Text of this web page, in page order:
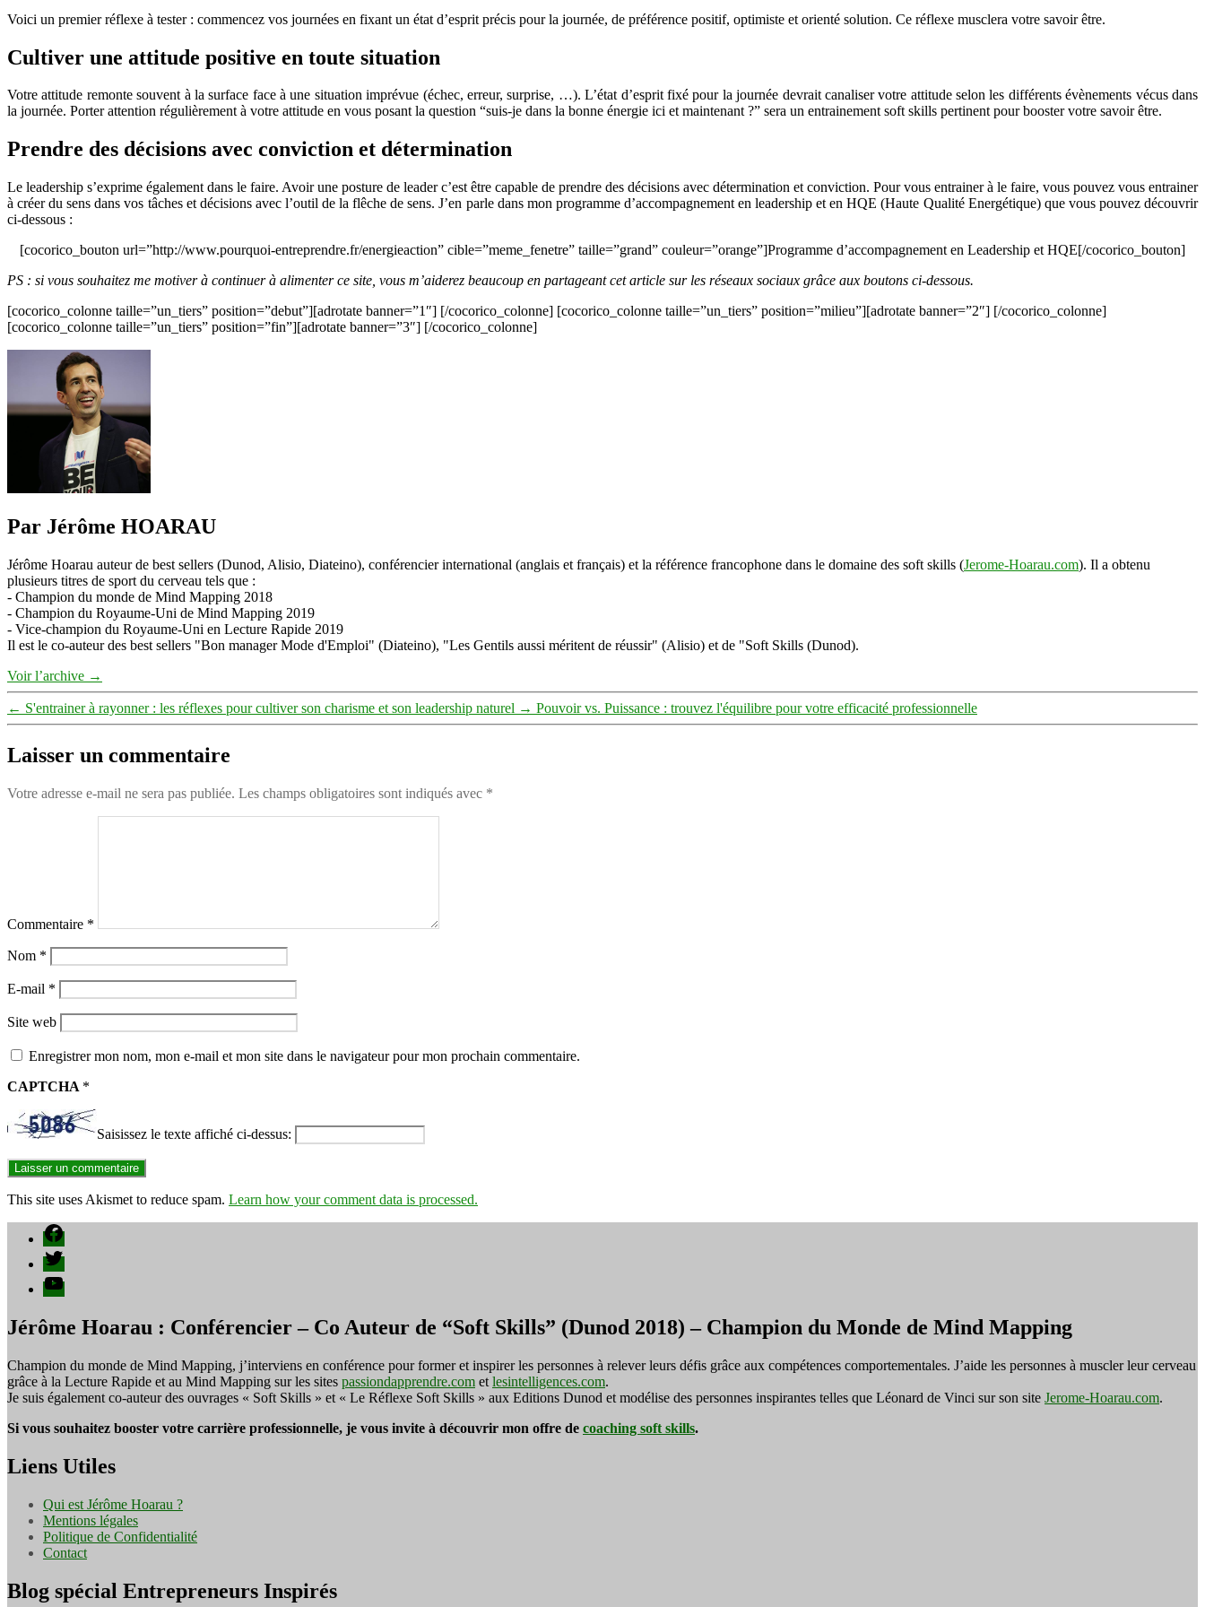
naturel
Voici un premier réflexe à tester : commencez vos journées en fixant un état d’esprit précis pour la journée, de préférence positif, optimiste et orienté solution. Ce réflexe musclera votre savoir être.
Cultiver une attitude positive en toute situation
Votre attitude remonte souvent à la surface face à une situation imprévue (échec, erreur, surprise, …). L’état d’esprit fixé pour la journée devrait canaliser votre attitude selon les différents évènements vécus dans
la journée. Porter attention régulièrement à votre attitude en vous posant la question “suis-je dans la bonne énergie ici et maintenant ?” sera un entrainement soft skills pertinent pour booster votre savoir être.
Prendre des décisions avec conviction et détermination
Le leadership s’exprime également dans le faire. Avoir une posture de leader c’est être capable de prendre des décisions avec détermination et conviction. Pour vous entrainer à le faire, vous pouvez vous entrainer
à créer du sens dans vos tâches et décisions avec l’outil de la flêche de sens. J’en parle dans mon programme d’accompagnement en leadership et en HQE (Haute Qualité Energétique) que vous pouvez découvrir
ci-dessous :
[cocorico_bouton url=”http://www.pourquoi-entreprendre.fr/energieaction” cible=”meme_fenetre” taille=”grand” couleur=”orange”]Programme d’accompagnement en Leadership et HQE[/cocorico_bouton]
PS : si vous souhaitez me motiver à continuer à alimenter ce site, vous m’aiderez beaucoup en partageant cet article sur les réseaux sociaux grâce aux boutons ci-dessous.
[cocorico_colonne taille=”un_tiers” position=”debut”][adrotate banner=”1″] [/cocorico_colonne] [cocorico_colonne taille=”un_tiers” position=”milieu”][adrotate banner=”2″] [/cocorico_colonne]
[cocorico_colonne taille=”un_tiers” position=”fin”][adrotate banner=”3″] [/cocorico_colonne]
Par Jérôme HOARAU
Jérôme Hoarau auteur de best sellers (Dunod, Alisio, Diateino), conférencier international (anglais et français) et la référence francophone dans le domaine des soft skills (Jerome-Hoarau.com). Il a obtenu
plusieurs titres de sport du cerveau tels que :
- Champion du monde de Mind Mapping 2018
- Champion du Royaume-Uni de Mind Mapping 2019
- Vice-champion du Royaume-Uni en Lecture Rapide 2019
Il est le co-auteur des best sellers "Bon manager Mode d'Emploi" (Diateino), "Les Gentils aussi méritent de réussir" (Alisio) et de "Soft Skills (Dunod).
Voir l’archive →
← S'entrainer à rayonner : les réflexes pour cultiver son charisme et son leadership naturel → Pouvoir vs. Puissance : trouvez l'équilibre pour votre efficacité professionnelle
Laisser un commentaire
Votre adresse e-mail ne sera pas publiée. Les champs obligatoires sont indiqués avec *
Commentaire *
Nom *
E-mail *
Site web
Enregistrer mon nom, mon e-mail et mon site dans le navigateur pour mon prochain commentaire.
CAPTCHA *
Saisissez le texte affiché ci-dessus:
This site uses Akismet to reduce spam. Learn how your comment data is processed.
Facebook
Twitter
YouTube
Jérôme Hoarau : Conférencier – Co Auteur de “Soft Skills” (Dunod 2018) – Champion du Monde de Mind Mapping
Champion du monde de Mind Mapping, j’interviens en conférence pour former et inspirer les personnes à relever leurs défis grâce aux compétences comportementales. J’aide les personnes à muscler leur cerveau
grâce à la Lecture Rapide et au Mind Mapping sur les sites passiondapprendre.com et lesintelligences.com.
Je suis également co-auteur des ouvrages « Soft Skills » et « Le Réflexe Soft Skills » aux Editions Dunod et modélise des personnes inspirantes telles que Léonard de Vinci sur son site Jerome-Hoarau.com.
Si vous souhaitez booster votre carrière professionnelle, je vous invite à découvrir mon offre de coaching soft skills.
Liens Utiles
Qui est Jérôme Hoarau ?
Mentions légales
Politique de Confidentialité
Contact
Blog spécial Entrepreneurs Inspirés